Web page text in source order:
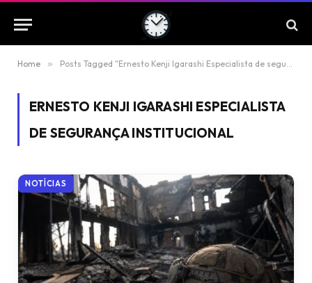
Home » Posts Tagged "Ernesto Kenji Igarashi Especialista de segurança institucional"
ERNESTO KENJI IGARASHI ESPECIALISTA
DE SEGURANÇA INSTITUCIONAL
NOTÍCIAS